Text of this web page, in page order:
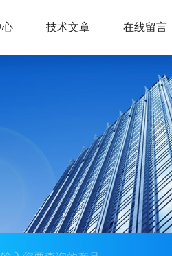
心 技术文章 在线留言